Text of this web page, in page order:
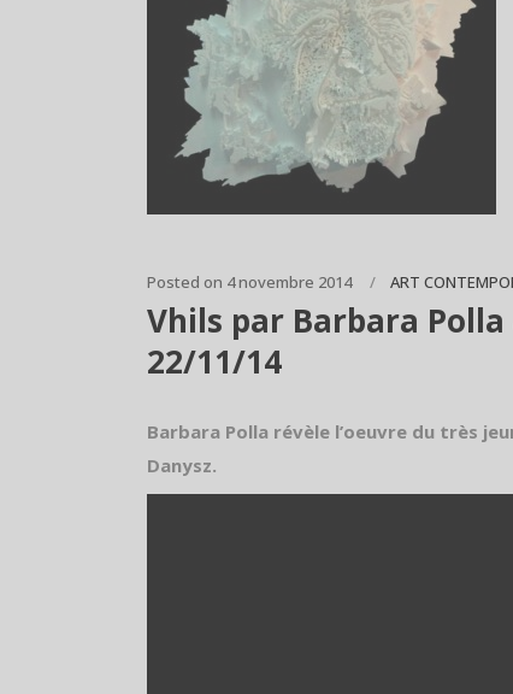
Posted on 4 novembre 2014 ART
Vhils par Barbara
22/11/14
Barbara Polla révèle l’oeuvre du très
Danysz.